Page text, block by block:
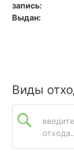
запись:
Выдан:
Виды